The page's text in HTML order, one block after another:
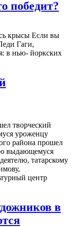
победит?
крысы Если вы
Гаги,
в нью- йоркских
творческий
уроженцу
района прошел
выдающемуся
татарскому
центр
в